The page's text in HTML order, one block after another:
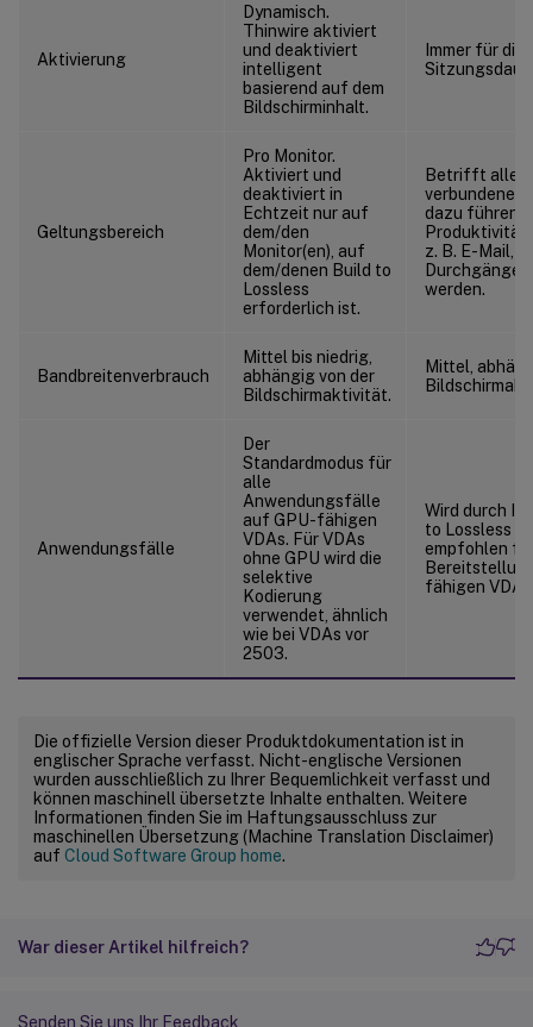
Aktivierung
Dynamisch.
Thinwire aktiviert
und deaktiviert
intelligent
basierend auf dem
Bildschirminhalt.
Immer für die
Geltungsbereich
Pro Monitor.
Aktiviert und
deaktiviert in
Echtzeit nur auf
dem/den
Monitor(en), auf
dem/denen Build to
Lossless
erforderlich ist.
Betrifft alle
verbundenen
dazu führen
z. B. E-Mail,
werden.
Bandbreitenverbrauch
Mittel bis niedrig,
abhängig von der
Bildschirmaktivität.
Mittel,
Anwendungsfälle
Der
Standardmodus für
alle
Anwendungsfälle
auf GPU-fähigen
VDAs. Für VDAs
ohne GPU wird die
selektive
Kodierung
verwendet, ähnlich
wie bei VDAs vor
2503.
Wird durch
to Lossless
empfohlen
fähigen
Die offizielle Version dieser Produktdokumentation ist in
englischer Sprache verfasst. Nicht-englische Versionen
wurden ausschließlich zu Ihrer Bequemlichkeit verfasst und
können maschinell übersetzte Inhalte enthalten. Weitere
Informationen finden Sie im Haftungsausschluss zur
maschinellen Übersetzung (Machine Translation Disclaimer)
auf Cloud Software Group home.
War dieser Artikel hilfreich?
Senden Sie uns Ihr Feedback